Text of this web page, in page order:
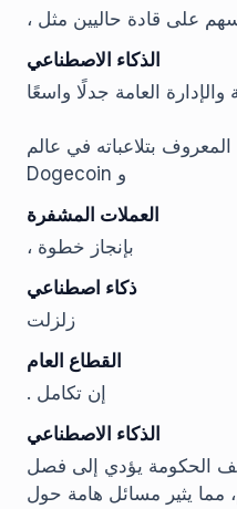
الذكاء الاصطناعي
بتلاعباته في عالم
Dogecoin و
العملات المشفرة
، بإنجاز خطوة
ذكاء اصطناعي
زلزلت
القطاع العام
. إن تكامل
الذكاء الاصطناعي
الحكومة يؤدي إلى فصل
مما يثير مسائل هامة حول